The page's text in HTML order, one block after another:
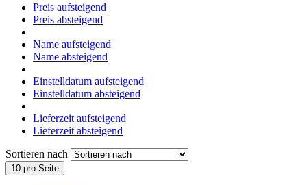
Preis aufsteigend
Preis absteigend
Name aufsteigend
Name absteigend
Einstelldatum aufsteigend
Einstelldatum absteigend
Lieferzeit aufsteigend
Lieferzeit absteigend
Sortieren nach
10 pro Seite